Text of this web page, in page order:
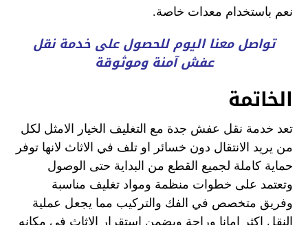
نعم باستخدام معدات خاصة.
تواصل معنا اليوم للحصول على خدمة نقل
عفش آمنة وموثوقة
الخاتمة
تعد خدمة نقل عفش جدة مع التغليف الخيار الامثل لكل
من يريد الانتقال دون خسائر او تلف في الاثاث لانها توفر
حماية كاملة لجميع القطع من البداية حتى الوصول
وتعتمد على خطوات منظمة ومواد تغليف مناسبة
وفريق متخصص في الفك والتركيب مما يجعل عملية
النقل اكثر امانا وراحة ويضمن استقرار الاثاث في مكانه